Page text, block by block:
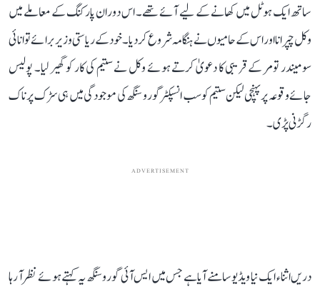
ساتھ ایک ہوٹل میں کھانے کے لیے آئے تھے۔ اس دوران پارکنگ کے معاملے میں
وکل چپرانا اور اس کے حامیوں نے ہنگامہ شروع کر دیا۔ خود کے ریاستی وزیر برائے توانائی
سومیندر تومر کے قریبی کا دعویٰ کرتے ہوئے وکل نے ستیم کی کار کو گھیر لیا۔ پولیس
جائے وقوعہ پر پہنچی لیکن ستیم کو سب انسپکٹر گورو سنگھ کی موجودگی میں ہی سڑک پر ناک
رگڑنی پڑی۔
ADVERTISEMENT
دریں اثناء ایک نیا ویڈیو سامنے آیا ہے جس میں ایس آئی گورو سنگھ یہ کہتے ہوئے نظر آ رہا